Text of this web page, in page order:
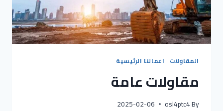
المقاولات | اعمالنا الرئيسية
مقاولات عامة
By
osl4ptc4
2025-02-06